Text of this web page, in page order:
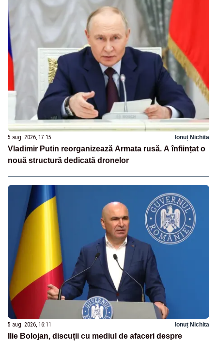
5 aug. 2026, 17:15 Ionuț Nichita
Vladimir Putin reorganizează Armata rusă. A înființat o
nouă structură dedicată dronelor
5 aug. 2026, 16:11 Ionuț Nichita
Ilie Bolojan, discuții cu mediul de afaceri despre